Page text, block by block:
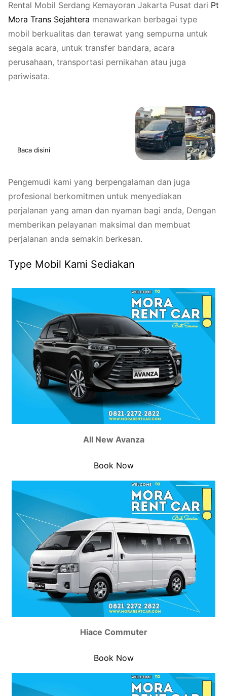
Rental Mobil Serdang Kemayoran Jakarta Pusat dari Pt
Mora Trans Sejahtera menawarkan berbagai type
mobil berkualitas dan terawat yang sempurna untuk
segala acara, untuk transfer bandara, acara
perusahaan, transportasi pernikahan atau juga
pariwisata.
Baca disini
Pengemudi kami yang berpengalaman dan juga
profesional berkomitmen untuk menyediakan
perjalanan yang aman dan nyaman bagi anda, Dengan
memberikan pelayanan maksimal dan membuat
perjalanan anda semakin berkesan.
Type Mobil Kami Sediakan
All New Avanza
Book Now
Hiace Commuter
Book Now